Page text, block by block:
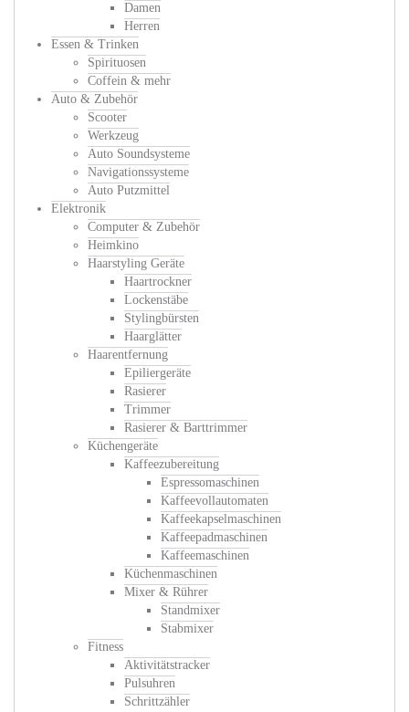
Damen
Herren
Essen & Trinken
Spirituosen
Coffein & mehr
Auto & Zubehör
Scooter
Werkzeug
Auto Soundsysteme
Navigationssysteme
Auto Putzmittel
Elektronik
Computer & Zubehör
Heimkino
Haarstyling Geräte
Haartrockner
Lockenstäbe
Stylingbürsten
Haarglätter
Haarentfernung
Epiliergeräte
Rasierer
Trimmer
Rasierer & Barttrimmer
Küchengeräte
Kaffeezubereitung
Espressomaschinen
Kaffeevollautomaten
Kaffeekapselmaschinen
Kaffeepadmaschinen
Kaffeemaschinen
Küchenmaschinen
Mixer & Rührer
Standmixer
Stabmixer
Fitness
Aktivitätstracker
Pulsuhren
Schrittzähler